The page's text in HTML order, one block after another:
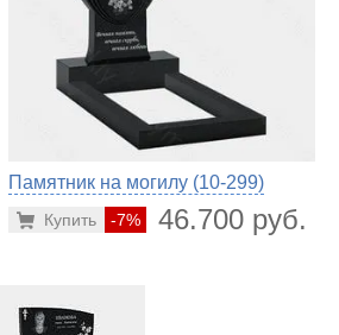
Памятник на могилу (10-299)
-7% 46.700 руб.
Купить